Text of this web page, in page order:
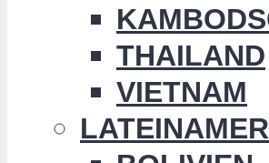
THAILAND
VIETNAM